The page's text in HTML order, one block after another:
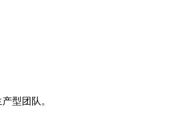
型团队。